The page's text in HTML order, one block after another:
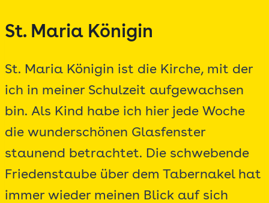
Inhalt
St. Maria Königin
St. Maria Königin ist die Kirche, mit der
ich in meiner Schulzeit aufgewachsen
bin. Als Kind habe ich hier jede Woche
die wunderschönen Glasfenster
staunend betrachtet. Die schwebende
Friedenstaube über dem Tabernakel hat
immer wieder meinen Blick auf sich